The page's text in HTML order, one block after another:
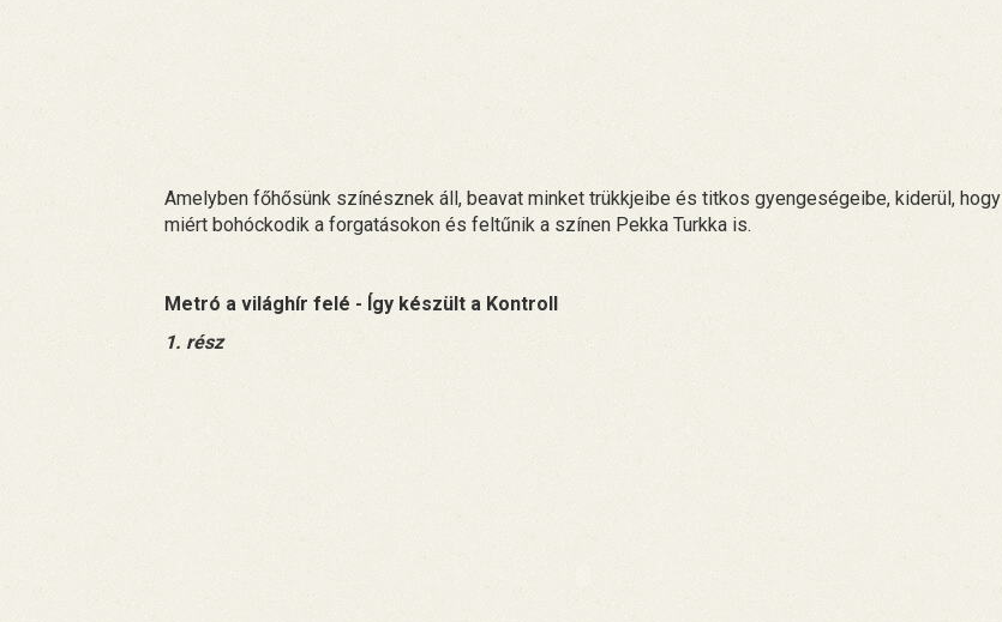
Amelyben főhősünk színésznek áll, beavat minket trükkjeibe és titkos gyengeségeibe, kiderül, hogy
miért bohóckodik a forgatásokon és feltűnik a színen Pekka Turkka is.
Metró a világhír felé - Így készült a Kontroll
1. rész